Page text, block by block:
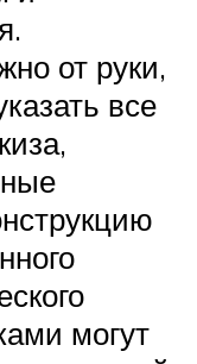
от руки,
все
могут